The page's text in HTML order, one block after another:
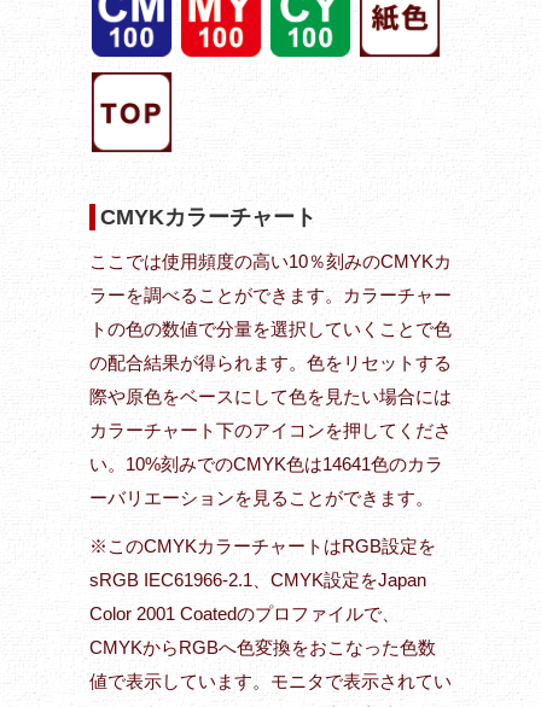
CMYKカラーチャート
ここでは使用頻度の高い10％刻みのCMYKカ
ラーを調べることができます。カラーチャー
トの色の数値で分量を選択していくことで色
の配合結果が得られます。色をリセットする
際や原色をベースにして色を見たい場合には
カラーチャート下のアイコンを押してくださ
い。10%刻みでのCMYK色は14641色のカラ
ーバリエーションを見ることができます。
※このCMYKカラーチャートはRGB設定を
sRGB IEC61966-2.1、CMYK設定をJapan
Color 2001 Coatedのプロファイルで、
CMYKからRGBへ色変換をおこなった色数
値で表示しています。モニタで表示されてい